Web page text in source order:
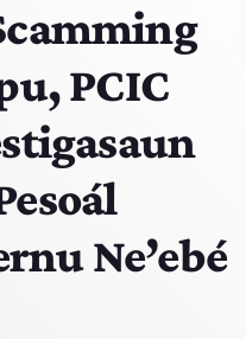
PCIC
Ne’ebé